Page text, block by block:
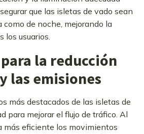
que las isletas de vado sean
de noche, mejorando la
los usuarios.
la reducción
las emisiones
más destacados de las isletas de
para mejorar el flujo de tráfico. Al
más eficiente los movimientos